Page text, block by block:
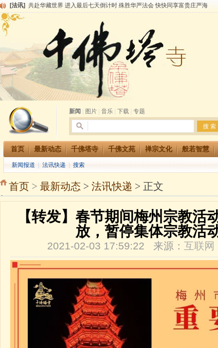
[法讯] 共赴华藏世界 进入最后七天倒计时 殊胜华严法会 快快同享富贵庄严海
[法讯]
清明节祭祖报恩地藏法会
本寺方丈上明下慧尼和尚开讲《六祖坛经》
[法讯]
2015-3-26师父于法堂对大众的开示
[法讯] 广东千佛塔寺云门佛学院女众部 2016年招生简章
[法讯]
恭请海涛法师莅临千佛塔寺弘法
[法讯]
2014年七月大法会 祈福息灾地藏七 冥阳两利普渡群蒙盂兰盆
[法讯]
千佛塔寺云门佛学院女众部2014年招生简章
[法讯] 千佛塔寺兴建佛学院综合大楼缘起
新闻
图片 音乐 下载 专题
首页 最新动态 千佛塔寺 千佛文苑 禅宗文化 般若智慧
新闻报道 法讯快递 搜索
首页 > 最新动态 > 法讯快递 > 正文
【转发】春节期间梅州宗教活
放，暂停集体宗教活
2021-02-03 17:59:22 来源： 互联网